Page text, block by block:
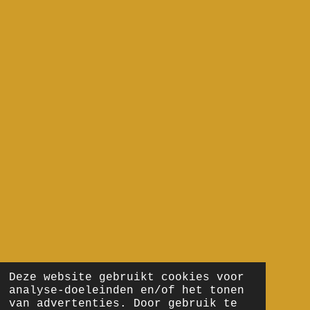
Deze website gebruikt cookies voor
analyse-doeleinden en/of het tonen
van advertenties. Door gebruik te